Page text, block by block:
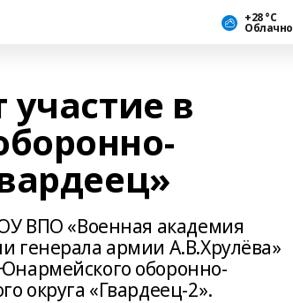
+28 °С
Облачно
в
ВПО «Военная академия
генерала армии А.В.Хрулёва»
оборонно-
округа «Гвардеец-2».